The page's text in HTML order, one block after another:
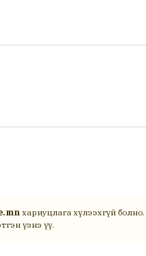
хариуцлага хүлээхгүй
үзнэ үү.